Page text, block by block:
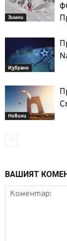
Зимни
Избрано
Новини
ВАШИЯТ